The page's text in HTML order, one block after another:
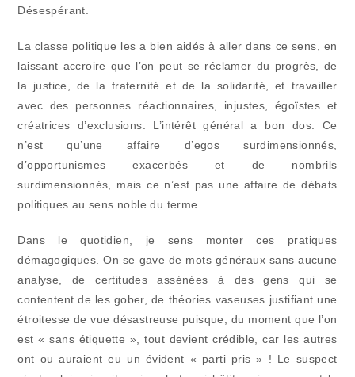
Désespérant.
La classe politique les a bien aidés à aller dans ce sens, en
laissant accroire que l’on peut se réclamer du progrès, de
la justice, de la fraternité et de la solidarité, et travailler
avec des personnes réactionnaires, injustes, égoïstes et
créatrices d’exclusions. L’intérêt général a bon dos. Ce
n’est qu’une affaire d’egos surdimensionnés,
d’opportunismes exacerbés et de nombrils
surdimensionnés, mais ce n’est pas une affaire de débats
politiques au sens noble du terme.
Dans le quotidien, je sens monter ces pratiques
démagogiques. On se gave de mots généraux sans aucune
analyse, de certitudes assénées à des gens qui se
contentent de les gober, de théories vaseuses justifiant une
étroitesse de vue désastreuse puisque, du moment que l’on
est « sans étiquette », tout devient crédible, car les autres
ont ou auraient eu un évident « parti pris » ! Le suspect